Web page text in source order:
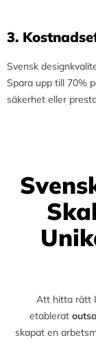
3.⁠
Svensk
Spara upp till 70%
säkerhet eller
Att hitta rätt
etablerat
skapat en